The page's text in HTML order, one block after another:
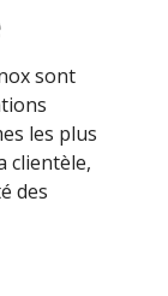
sont
les plus
clientèle,
des